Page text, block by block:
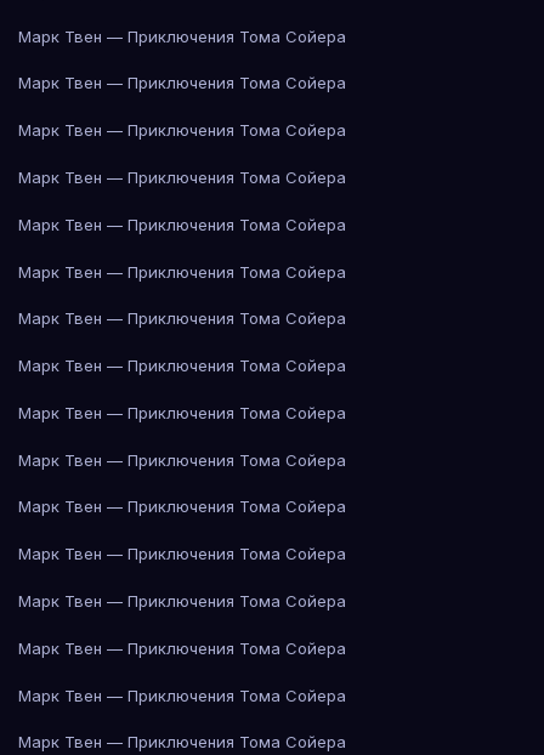
Марк Твен — Приключения Тома Сойера
Марк Твен — Приключения Тома Сойера
Марк Твен — Приключения Тома Сойера
Марк Твен — Приключения Тома Сойера
Марк Твен — Приключения Тома Сойера
Марк Твен — Приключения Тома Сойера
Марк Твен — Приключения Тома Сойера
Марк Твен — Приключения Тома Сойера
Марк Твен — Приключения Тома Сойера
Марк Твен — Приключения Тома Сойера
Марк Твен — Приключения Тома Сойера
Марк Твен — Приключения Тома Сойера
Марк Твен — Приключения Тома Сойера
Марк Твен — Приключения Тома Сойера
Марк Твен — Приключения Тома Сойера
Марк Твен — Приключения Тома Сойера